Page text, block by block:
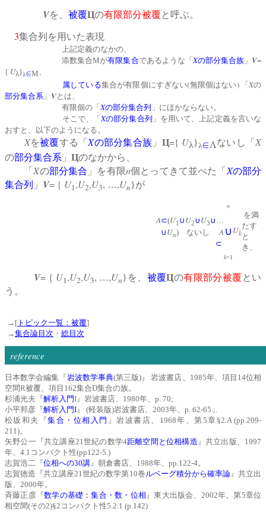
Vを、 被覆Цの有限部分被覆 と呼ぶ。
3集合列を用いた表現
上記定義のなかの、
添数集合Mが有限集合であるような「Xの部分集合族 」 V=
{ Uλ}λ∈Μ
属している集合が有限個にすぎない(無限個はない) 「 Xの
部分集合系 」 Vとは、
有限個の「Xの部分集合列 」にほかならない。
そこで、「Xの部分集合列 」を用いて、上記定義を言いな
おすと、以下のようになる。
Xを被覆する「 Xの部分集合族 」 Ц={ Uλ}λ∈Λないし「 X
の部分集合系 」 Цのなかから、
「 Xの部分集合 」を有限n個とってきて並べた「 Xの部分
集合列 」 V= { U1,U2,U3, …,Un}が
n
A⊂(U1 ∪ U2∪ U3∪ …
∪ Un) ないしA
⊂
∪ Uk
を満
たす
と
き、
k=1
V= { U1,U2,U3, …,Un}を、 被覆Цの有限部分被覆 とい
う。
→[ トピック一覧：被覆]
→集合論目次 ・ 総目次
reference
日本数学会編集『岩波数学事典(第三版)』 岩波書店、1985年、項目14位相
空間R被覆、項目162集合D集合の族。
杉浦光夫『解析入門I』岩波書店、1980年、p. 70;
小平邦彦『解析入門I』 (軽装版)岩波書店、2003年、p. 62-65.;.
松坂和夫『集合・位相入門 』岩波書店、1968年、第5章§2.A (pp.209-
211)。
矢野公一『共立講座21世紀の数学4距離空間と位相構造 』共立出版、1997
年、4.1コンパクト性(pp122-5.)
志賀浩二『位相への30講』朝倉書店、1988年、pp.122-4。
志賀徳造『共立講座21世紀の数学第10巻ルベーグ積分から確率論』共立出
版、2000年。
斉藤正彦『数学の基礎：集合・数・位相 』東大出版会、2002年。第5章位
相空間(その2)§2コンパクト性5.2.1 (p.142)